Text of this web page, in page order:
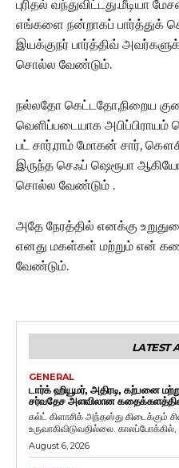
புரிதல் வந்துவிட்டது.மீடியா
எங்களை நன்றாகப் பார்த்துக்
இயக்குநர் பார்த்திவ்
சொல்ல வேண்டும்.
நல்லதோ கெட்டதோ,நிறைய
வெளிப்படையாக
பட் சார்,ராம் மோகன் சார்,
இருந்த செஃப் ஷெரூபா
சொல்ல வேண்டும் .
அதே நேரத்தில் எனக்கு
எனது மகள்கள் மற்றும் என்
வேண்டும்.
LATEST
GENERAL
டார்க் ஹியூமர், அதிரடி, கற்பனை
சர்வதேச அளவிலான கதைக்களத்தில்
கல்ட் கிளாசிக் அந்தஸ்து கிடைக்கும்
உருவாகிவிடுவதில்லை. காலப்போக்கில்,
August 6, 2026